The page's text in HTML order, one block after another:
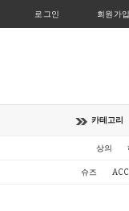
로그인 회원가입
카테고리
상의
슈즈